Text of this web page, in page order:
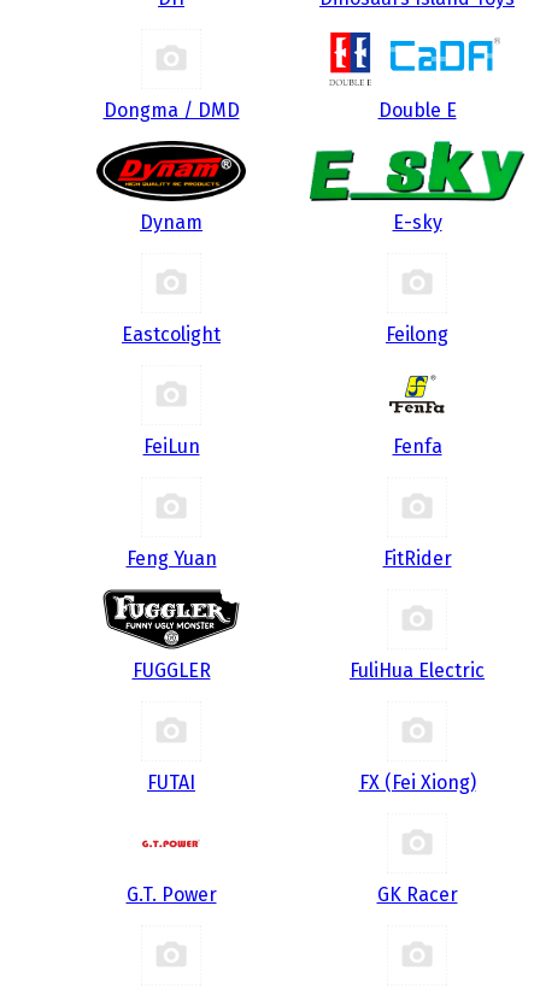
Dongma / DMD Double E
Dynam E-sky
Eastcolight Feilong
FeiLun Fenfa
Feng Yuan FitRider
FUGGLER FuliHua Electric
FUTAI FX (Fei Xiong)
G.T. Power GK Racer